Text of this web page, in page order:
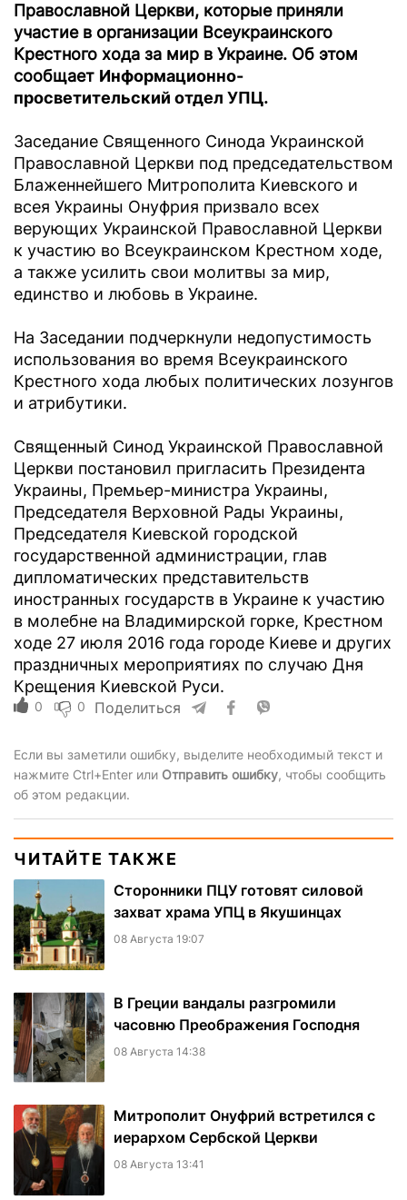
Православной Церкви, которые приняли
участие в организации Всеукраинского
Крестного хода за мир в Украине. Об этом
сообщает Информационно-
просветительский отдел УПЦ.
Заседание Священного Синода Украинской
Православной Церкви под председательством
Блаженнейшего Митрополита Киевского и
всея Украины Онуфрия призвало всех
верующих Украинской Православной Церкви
к участию во Всеукраинском Крестном ходе,
а также усилить свои молитвы за мир,
единство и любовь в Украине.
На Заседании подчеркнули недопустимость
использования во время Всеукраинского
Крестного хода любых политических лозунгов
и атрибутики.
Священный Синод Украинской Православной
Церкви постановил пригласить Президента
Украины, Премьер-министра Украины,
Председателя Верховной Рады Украины,
Председателя Киевской городской
государственной администрации, глав
дипломатических представительств
иностранных государств в Украине к участию
в молебне на Владимирской горке, Крестном
ходе 27 июля 2016 года городе Киеве и других
праздничных мероприятиях по случаю Дня
Крещения Киевской Руси.
0 0 Поделиться
Если вы заметили ошибку, выделите необходимый текст и
нажмите Ctrl+Enter или Отправить ошибку, чтобы сообщить
об этом редакции.
ЧИТАЙТЕ ТАКЖЕ
Сторонники ПЦУ готовят силовой
захват храма УПЦ в Якушинцах
08 Августа 19:07
В Греции вандалы разгромили
часовню Преображения Господня
08 Августа 14:38
Митрополит Онуфрий встретился с
иерархом Сербской Церкви
08 Августа 13:41